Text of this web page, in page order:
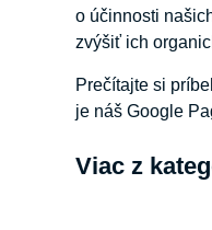
o účinnosti
zvýšiť ich
Prečítajte si
je náš Google
Viac z